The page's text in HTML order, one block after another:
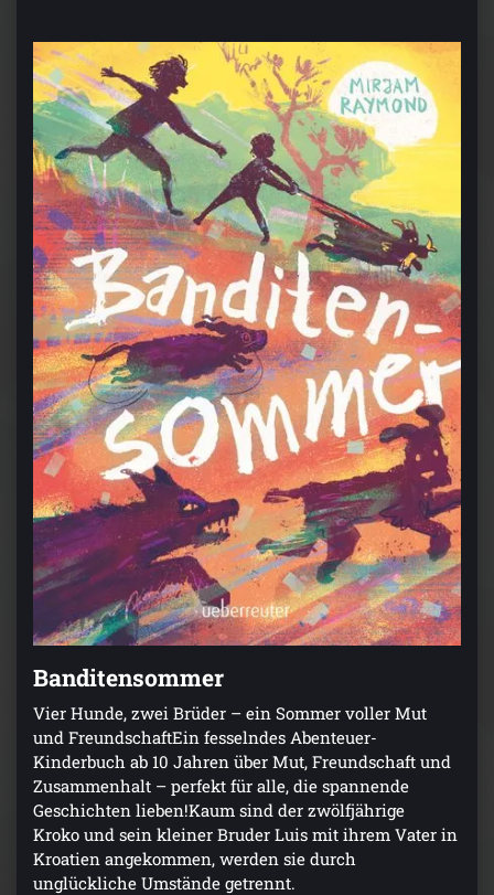
Banditensommer
Vier Hunde, zwei Brüder – ein Sommer voller Mut
und FreundschaftEin fesselndes Abenteuer-
Kinderbuch ab 10 Jahren über Mut, Freundschaft und
Zusammenhalt – perfekt für alle, die spannende
Geschichten lieben!Kaum sind der zwölfjährige
Kroko und sein kleiner Bruder Luis mit ihrem Vater in
Kroatien angekommen, werden sie durch
unglückliche Umstände getrennt.